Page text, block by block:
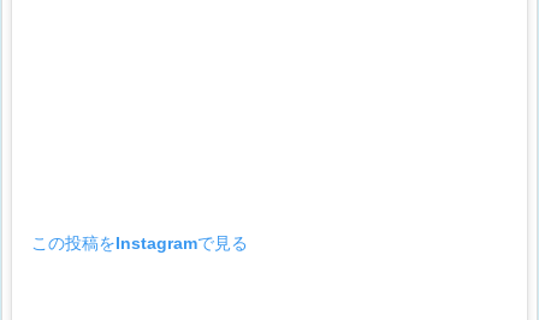
この投稿をInstagramで見る